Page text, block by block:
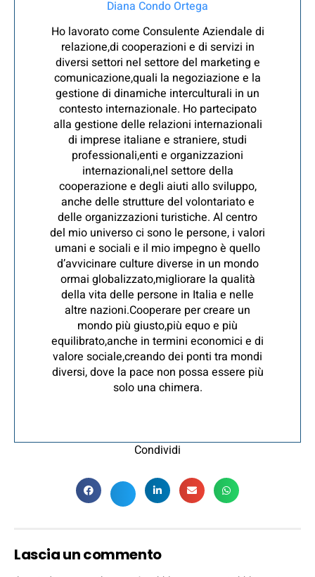
Diana Condo Ortega
Ho lavorato come Consulente Aziendale di
relazione,di cooperazioni e di servizi in
diversi settori nel settore del marketing e
comunicazione,quali la negoziazione e la
gestione di dinamiche interculturali in un
contesto internazionale. Ho partecipato
alla gestione delle relazioni internazionali
di imprese italiane e straniere, studi
professionali,enti e organizzazioni
internazionali,nel settore della
cooperazione e degli aiuti allo sviluppo,
anche delle strutture del volontariato e
delle organizzazioni turistiche. Al centro
del mio universo ci sono le persone, i valori
umani e sociali e il mio impegno è quello
d’avvicinare culture diverse in un mondo
ormai globalizzato,migliorare la qualità
della vita delle persone in Italia e nelle
altre nazioni.Cooperare per creare un
mondo più giusto,più equo e più
equilibrato,anche in termini economici e di
valore sociale,creando dei ponti tra mondi
diversi, dove la pace non possa essere più
solo una chimera.
Condividi
Lascia un commento